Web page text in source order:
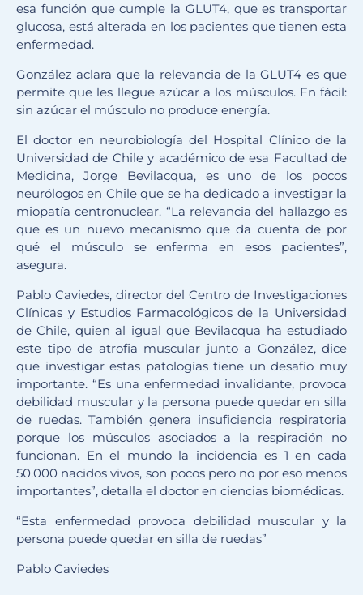
esa función que cumple la GLUT4, que es transportar
glucosa, está alterada en los pacientes que tienen esta
enfermedad.
González aclara que la relevancia de la GLUT4 es que
permite que les llegue azúcar a los músculos. En fácil:
sin azúcar el músculo no produce energía.
El doctor en neurobiología del Hospital Clínico de la
Universidad de Chile y académico de esa Facultad de
Medicina, Jorge Bevilacqua, es uno de los pocos
neurólogos en Chile que se ha dedicado a investigar la
miopatía centronuclear. “La relevancia del hallazgo es
que es un nuevo mecanismo que da cuenta de por
qué el músculo se enferma en esos pacientes”,
asegura.
Pablo Caviedes, director del Centro de Investigaciones
Clínicas y Estudios Farmacológicos de la Universidad
de Chile, quien al igual que Bevilacqua ha estudiado
este tipo de atrofia muscular junto a González, dice
que investigar estas patologías tiene un desafío muy
importante. “Es una enfermedad invalidante, provoca
debilidad muscular y la persona puede quedar en silla
de ruedas. También genera insuficiencia respiratoria
porque los músculos asociados a la respiración no
funcionan. En el mundo la incidencia es 1 en cada
50.000 nacidos vivos, son pocos pero no por eso menos
importantes”, detalla el doctor en ciencias biomédicas.
“Esta enfermedad provoca debilidad muscular y la
persona puede quedar en silla de ruedas”
Pablo Caviedes